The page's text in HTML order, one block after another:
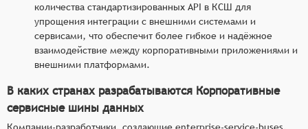
количества стандартизированных API в КСШ для
упрощения интеграции с внешними системами и
сервисами, что обеспечит более гибкое и надёжное
взаимодействие между корпоративными приложениями и
внешними платформами.
В каких странах разрабатываются Корпоративные
сервисные шины данных